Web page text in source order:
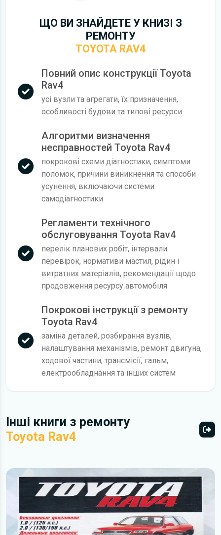
ЩО ВИ ЗНАЙДЕТЕ У КНИЗІ З
РЕМОНТУ
TOYOTA RAV4
Повний опис конструкції Toyota
Rav4
усі вузли та агрегати, їх призначення,
особливості будови та типові ресурси
Алгоритми визначення
несправностей Toyota Rav4
покрокові схеми діагностики, симптоми
поломок, причини виникнення та способи
усунення, включаючи системи
самодіагностики
Регламенти технічного
обслуговування Toyota Rav4
перелік планових робіт, інтервали
перевірок, нормативи мастил, рідин і
витратних матеріалів, рекомендації щодо
продовження ресурсу автомобіля
Покрокові інструкції з ремонту
Toyota Rav4
заміна деталей, розбирання вузлів,
налаштування механізмів, ремонт двигуна,
ходової частини, трансмісії, гальм,
електрообладнання та інших систем
Інші книги з ремонту
Toyota Rav4